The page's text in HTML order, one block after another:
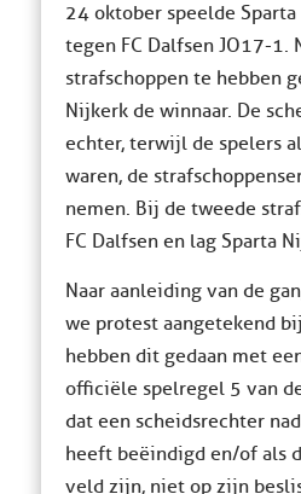
24 oktober speelde
tegen FC Dalfsen JO17-1.
strafschoppen te hebben
Nijkerk de winnaar. De
echter, terwijl de spelers
waren, de
nemen. Bij de tweede
FC Dalfsen en lag Sparta
Naar aanleiding van de
we protest aangetekend
hebben dit gedaan met
officiële spelregel 5 van
dat een scheidsrechter
heeft beëindigd en/of als
veld zijn, niet op zijn